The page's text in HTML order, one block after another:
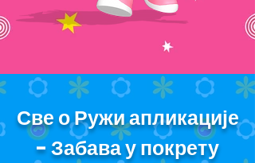
Све о Ружи апликације
- Забава у покрету